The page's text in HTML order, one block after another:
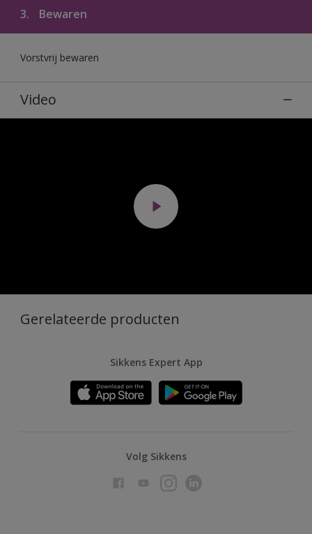
3. Bewaren
Vorstvrij bewaren
Video
Gerelateerde producten
Sikkens Expert App
Volg Sikkens